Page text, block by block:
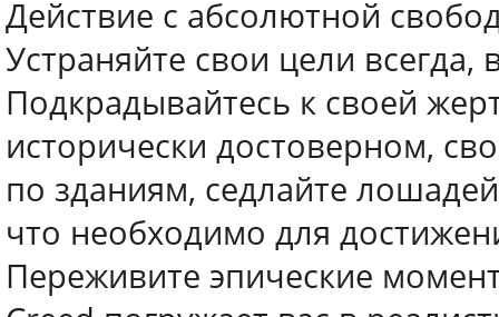
Действие с абсолютной
Устраняйте свои цели
Подкрадывайтесь к своей
исторически достоверном,
по зданиям, седлайте
что необходимо для
Переживите эпические